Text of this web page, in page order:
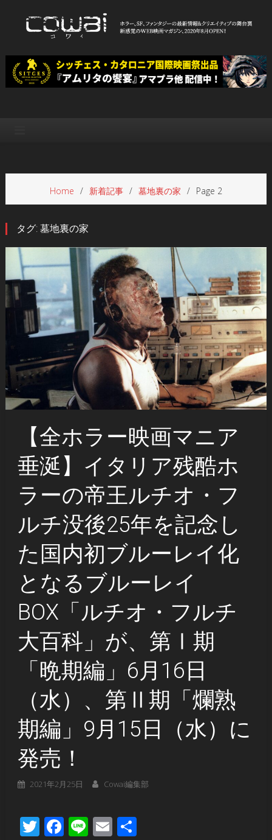
WEB映画マガジン「cowai コ
ワイ」
Home 新着記事 墓地裏の家 Page 2
タグ: 墓地裏の家
【全ホラー映画マニア
垂涎】イタリア残酷ホ
ラーの帝王ルチオ・フ
ルチ没後25年を記念し
た国内初ブルーレイ化
となるブルーレイ
BOX「ルチオ・フルチ
大百科」が、第Ⅰ期
「晩期編」6月16日
（水）、第Ⅱ期「爛熟
期編」9月15日（水）に
発売！
2021年2月25日 Cowai編集部
Twitter
Facebook
LineEmail